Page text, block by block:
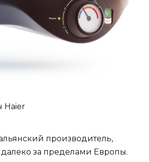
Haier
производитель,
за пределами Европы.